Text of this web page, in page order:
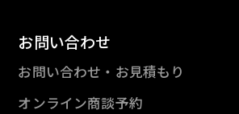
お問い合わせ
お問い合わせ・お見積もり
オンライン商談予約